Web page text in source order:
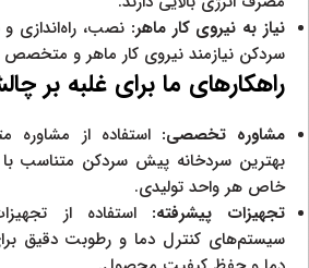
نیاز به نیروی کار ماهر: نصب، راه‌اندازی
سردکن نیازمند نیروی کار ماهر و
راهکارهای ما برای غلبه بر
مشاوره تخصصی: استفاده از مشاوره
بهترین سردخانه پیش سردکن متناسب
خاص هر واحد تولیدی.
تجهیزات پیشرفته: استفاده از
سیستم‌های کنترل دما و رطوبت دقیق